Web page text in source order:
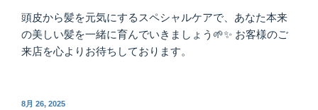
頭皮から髪を元気にするスペシャルケアで、あなた本来
の美しい髪を一緒に育んでいきましょう🌱✨ お客様のご
来店を心よりお待ちしております。
投
8月 26, 2025